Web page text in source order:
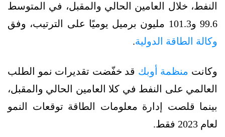
النفط، خلال العامين الحالي والمقبل، في المتوسط
99.6 و101.3 مليون برميل يوميًا على الترتيب، وفق
وكالة الطاقة الدولية.
وكانت منظمة أوبك قد خفّضت تقديرات نمو الطلب
العالمي على النفط في كلا العامين الحالي والمقبل،
بينما قلصت إدارة معلومات الطاقة توقعات النمو
لعام 2023 فقط.